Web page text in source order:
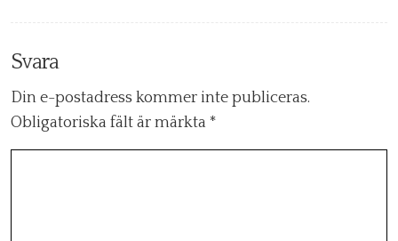
Svara
Din e-postadress kommer inte publiceras.
Obligatoriska fält är märkta *